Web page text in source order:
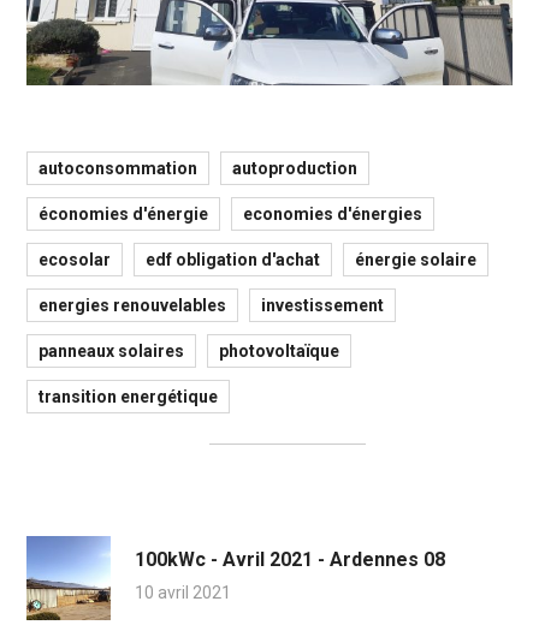
autoconsommation autoproduction
économies d'énergie economies d'énergies
ecosolar edf obligation d'achat énergie solaire
energies renouvelables investissement
panneaux solaires photovoltaïque
transition energétique
100kWc - Avril 2021 - Ardennes 08
10 avril 2021